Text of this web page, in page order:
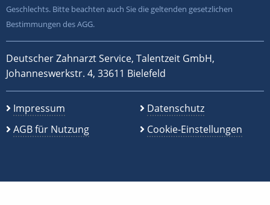
Geschlechts. Bitte beachten auch Sie die geltenden gesetzlichen
Bestimmungen des AGG.
Deutscher Zahnarzt Service, Talentzeit GmbH,
Johanneswerkstr. 4, 33611 Bielefeld
Impressum
AGB für Nutzung
Datenschutz
Cookie-Einstellungen